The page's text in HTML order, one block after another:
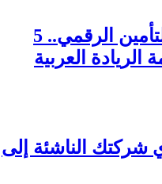
بين التقنية المالية والتأمين الرقمي.. 5
العربية
الناشئة إلى